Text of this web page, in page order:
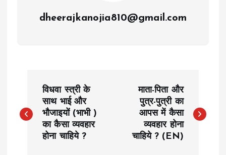
dheerajkanojia810@gmail.com
o
विधवा स्त्री के
साथ भाई और
भौजाइयों (भाभी )
का कैसा व्यवहार
होना चाहिये ?
माता-पिता और
पुत्र-पुत्री का
आपस में कैसा
व्यवहार होना
चाहिये ? (EN)